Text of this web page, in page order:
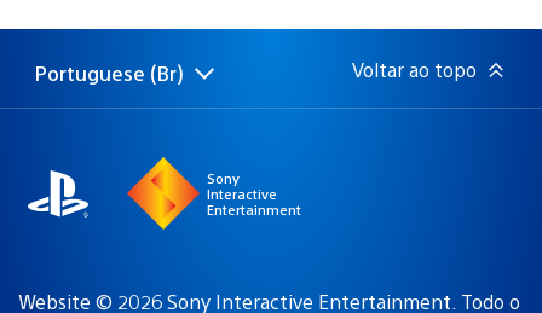
publicação:
Selecione
uma
Região
atual:
Portuguese (Br) Voltar ao topo
Sony
Interactive
Entertainment
Website © 2026 Sony Interactive Entertainment. Todo o